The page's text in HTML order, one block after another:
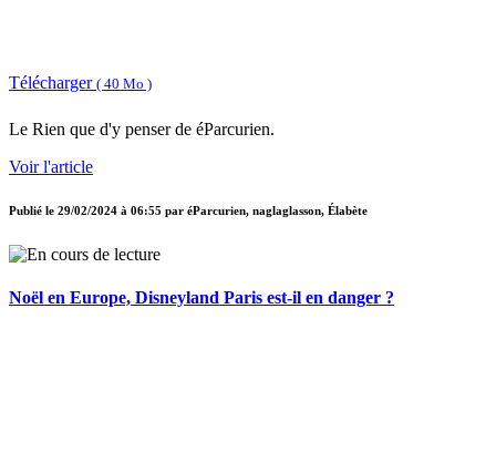
Télécharger ( 40 Mo )
Le Rien que d'y penser de éParcurien.
Voir l'article
Publié le 29/02/2024 à 06:55 par éParcurien, naglaglasson, Élabète
Noël en Europe, Disneyland Paris est-il en danger ?